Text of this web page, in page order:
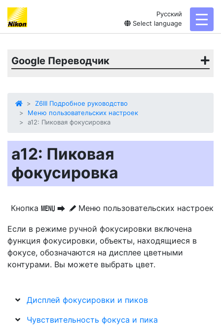
Русский
Select language
Google Переводчик
Z6III Подробное руководство
Меню пользовательских настроек
a12: Пиковая фокусировка
a12: Пиковая
фокусировка
Кнопка G U A Меню пользовательских настроек
Если в режиме ручной фокусировки включена
функция фокусировки, объекты, находящиеся в
фокусе, обозначаются на дисплее цветными
контурами. Вы можете выбрать цвет.
Дисплей фокусировки и пиков
Чувствительность фокуса и пика